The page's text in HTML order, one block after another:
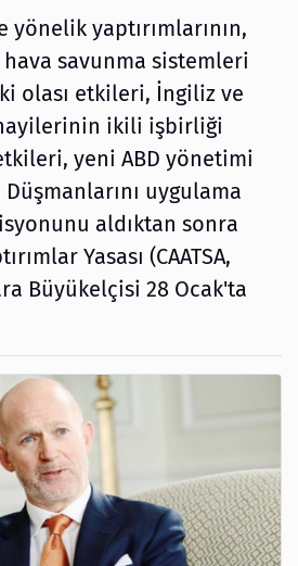
yönelik yaptırımlarının,
hava savunma sistemleri
olası etkileri, İngiliz ve
ikili işbirliği
yeni ABD yönetimi
Düşmanlarını uygulama
aldıktan sonra
Yasası (CAATSA,
Büyükelçisi 28 Ocak'ta